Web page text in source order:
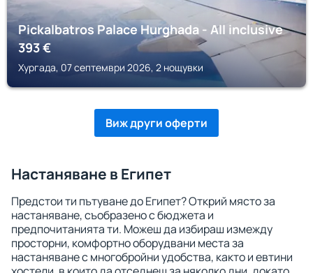
Pickalbatros Palace Hurghada - All inclusive
393€
Хургада, 07 септември 2026, 2 нощувки
Виж други оферти
Настаняване в Египет
Предстои ти пътуване до Египет? Открий място за
настаняване, съобразено с бюджета и
предпочитанията ти. Можеш да избираш измежду
просторни, комфортно оборудвани места за
настаняване с многобройни удобства, както и евтини